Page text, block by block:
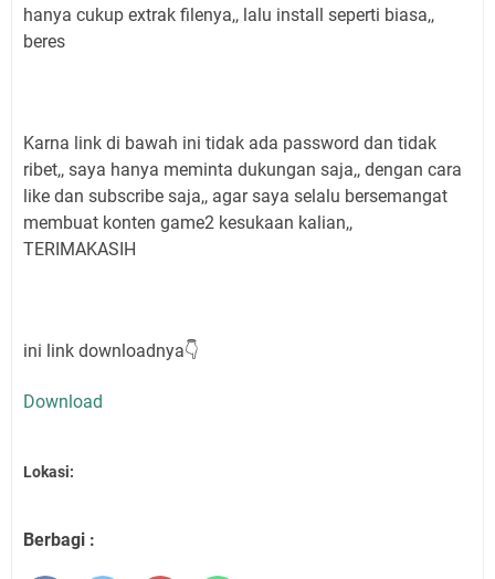
hanya cukup extrak filenya,, lalu install seperti biasa,,
beres
Karna link di bawah ini tidak ada password dan tidak
ribet,, saya hanya meminta dukungan saja,, dengan cara
like dan subscribe saja,, agar saya selalu bersemangat
membuat konten game2 kesukaan kalian,,
TERIMAKASIH
ini link downloadnya👇
Download
Lokasi:
Berbagi :